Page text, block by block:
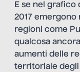
E se nel grafico
2017
regioni come
qualcosa
aumenti delle
territoriale degli